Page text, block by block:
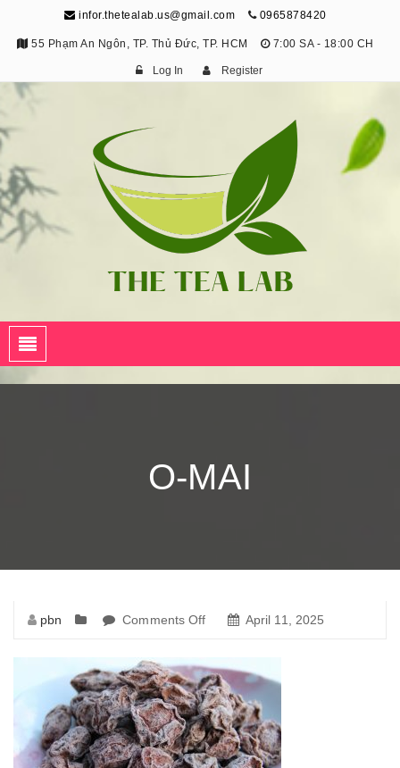
infor.thetealab.us@gmail.com 0965878420
55 Phạm An Ngôn, TP. Thủ Đức, TP. HCM 7:00 SA - 18:00 CH
Log In Register
O-MAI
pbn Comments Off April 11, 2025